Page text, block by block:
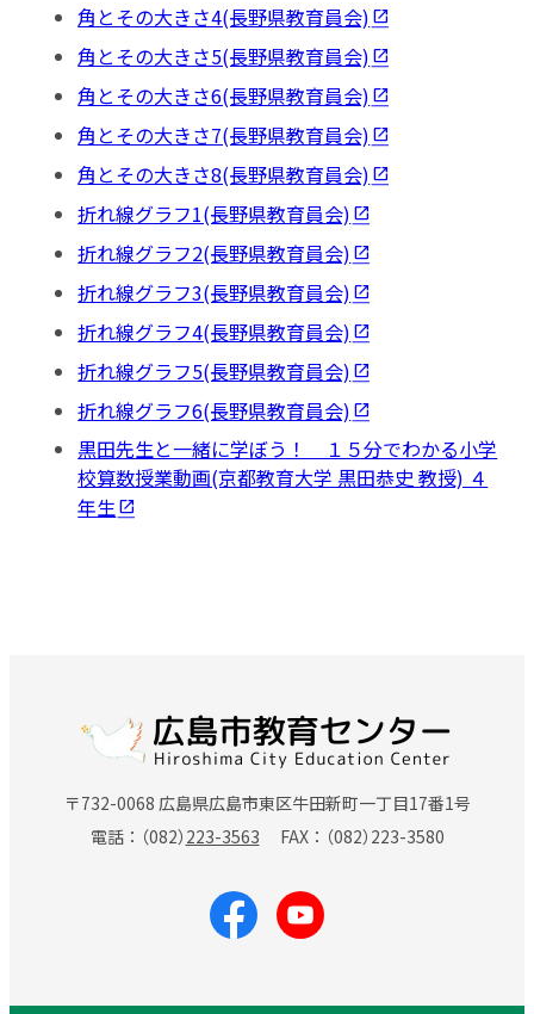
角とその大きさ4(長野県教育員会)
角とその大きさ5(長野県教育員会)
角とその大きさ6(長野県教育員会)
角とその大きさ7(長野県教育員会)
角とその大きさ8(長野県教育員会)
折れ線グラフ1(長野県教育員会)
折れ線グラフ2(長野県教育員会)
折れ線グラフ3(長野県教育員会)
折れ線グラフ4(長野県教育員会)
折れ線グラフ5(長野県教育員会)
折れ線グラフ6(長野県教育員会)
黒田先生と一緒に学ぼう！ １５分でわかる小学
校算数授業動画(京都教育大学 黒田恭史 教授) ４
年生
〒732-0068 広島県広島市東区牛田新町一丁目17番1号
電話 （082）223-3563 FAX （082）223-3580